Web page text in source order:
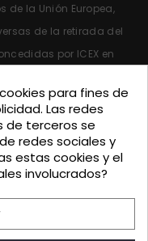
la Unión Europea,
de la retirada del
por ICEX en
en el Programa de
y ha contado con el
de Fondos
para fines de
Las redes
de terceros se
redes sociales y
estas cookies y el
involucrados?